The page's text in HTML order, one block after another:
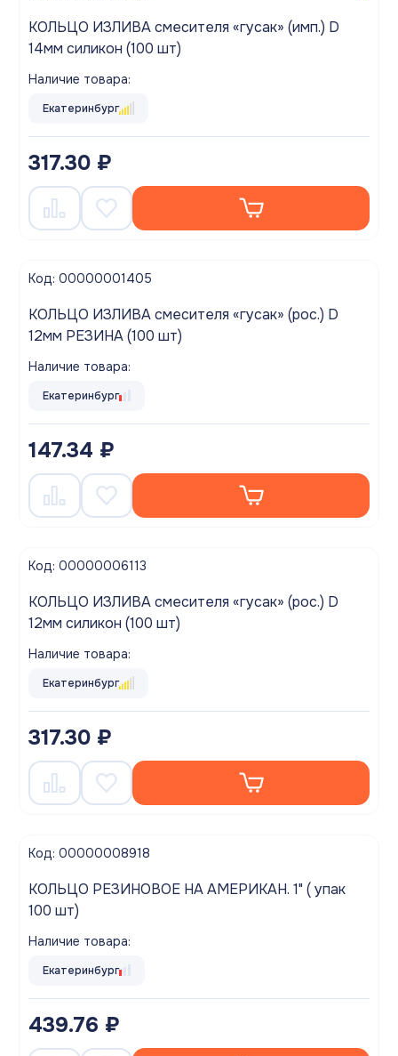
КОЛЬЦО ИЗЛИВА смесителя «гусак» (имп.) D
14мм силикон (100 шт)
Наличие товара:
Екатеринбург
317.30 ₽
Код: 00000001405
КОЛЬЦО ИЗЛИВА смесителя «гусак» (рос.) D
12мм РЕЗИНА (100 шт)
Наличие товара:
Екатеринбург
147.34 ₽
Код: 00000006113
КОЛЬЦО ИЗЛИВА смесителя «гусак» (рос.) D
12мм силикон (100 шт)
Наличие товара:
Екатеринбург
317.30 ₽
Код: 00000008918
КОЛЬЦО РЕЗИНОВОЕ НА АМЕРИКАН. 1" ( упак
100 шт)
Наличие товара:
Екатеринбург
439.76 ₽